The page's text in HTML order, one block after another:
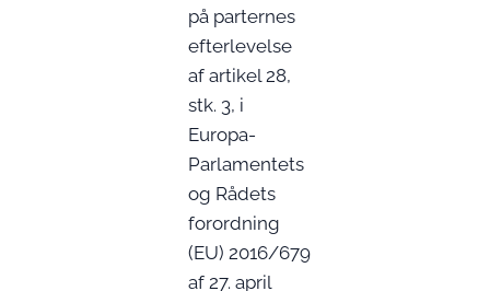
på parternes
efterlevelse
af artikel 28,
stk. 3, i
Europa-
Parlamentets
og Rådets
forordning
(EU) 2016/679
af 27. april